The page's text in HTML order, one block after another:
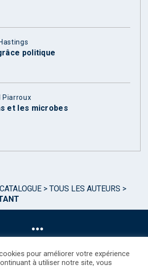
politique
Piarroux
et les microbes
CATALOGUE > TOUS LES AUTEURS >
pour améliorer votre expérience
à utiliser notre site, vous